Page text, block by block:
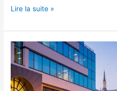
Lire la suite »
Une
Organisation
Aide
les